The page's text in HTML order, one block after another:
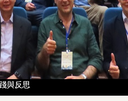
與反思
與反思